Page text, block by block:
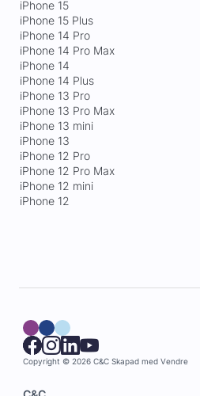
iPhone 15
iPhone 15 Plus
iPhone 14 Pro
iPhone 14 Pro Max
iPhone 14
iPhone 14 Plus
iPhone 13 Pro
iPhone 13 Pro Max
iPhone 13 mini
iPhone 13
iPhone 12 Pro
iPhone 12 Pro Max
iPhone 12 mini
iPhone 12
Copyright © 2026 C&C Skapad med Vendre